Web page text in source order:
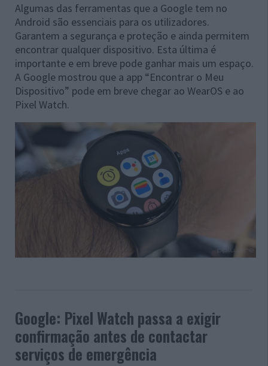
Algumas das ferramentas que a Google tem no
Android são essenciais para os utilizadores.
Garantem a segurança e proteção e ainda permitem
encontrar qualquer dispositivo. Esta última é
importante e em breve pode ganhar mais um espaço.
A Google mostrou que a app “Encontrar o Meu
Dispositivo” pode em breve chegar ao WearOS e ao
Pixel Watch.
Google: Pixel Watch passa a exigir
confirmação antes de contactar
serviços de emergência